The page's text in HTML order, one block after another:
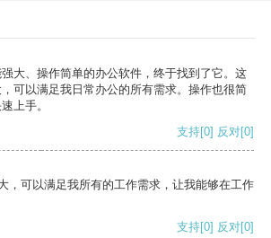
大、操作简单的办公软件，终于找到了它。这
可以满足我日常办公的所有需求。操作也很简
上手。
支持[0] 反对[0]
，可以满足我所有的工作需求，让我能够在工作
支持[0] 反对[0]